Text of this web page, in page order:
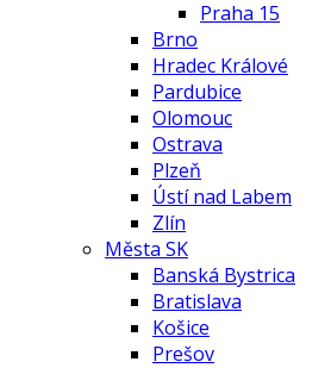
Praha 15
Brno
Hradec Králové
Pardubice
Olomouc
Ostrava
Plzeň
Ústí nad Labem
Zlín
Města SK
Banská Bystrica
Bratislava
Košice
Prešov